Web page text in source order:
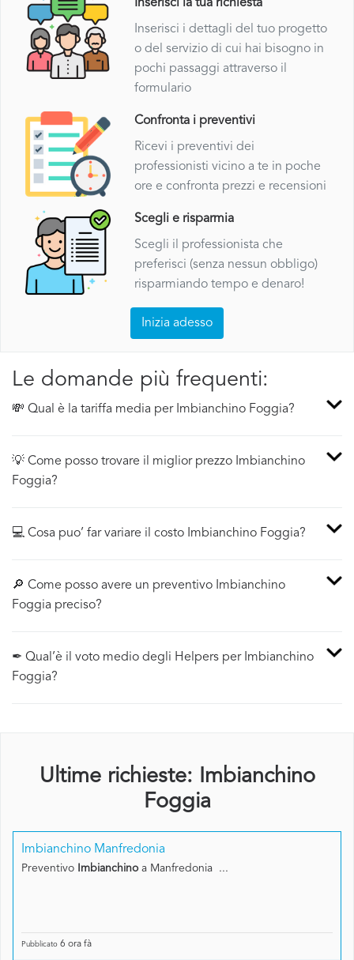
Inserisci la tua richiesta
Inserisci i dettagli del tuo progetto
o del servizio di cui hai bisogno in
pochi passaggi attraverso il
formulario
Confronta i preventivi
Ricevi i preventivi dei
professionisti vicino a te in poche
ore e confronta prezzi e recensioni
Scegli e risparmia
Scegli il professionista che
preferisci (senza nessun obbligo)
risparmiando tempo e denaro!
Inizia adesso
Le domande più frequenti:
💸 Qual è la tariffa media per Imbianchino Foggia?
💡 Come posso trovare il miglior prezzo Imbianchino
Foggia?
💻 Cosa puo’ far variare il costo Imbianchino Foggia?
🔎 Come posso avere un preventivo Imbianchino
Foggia preciso?
✒ Qual’è il voto medio degli Helpers per Imbianchino
Foggia?
Ultime richieste: Imbianchino
Foggia
Imbianchino Manfredonia
Preventivo Imbianchinoa Manfredonia ...
Pubblicato 6 ora fà